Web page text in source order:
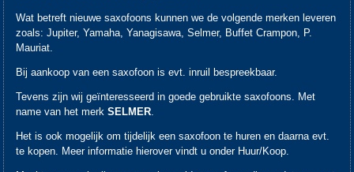
Wat betreft nieuwe saxofoons kunnen we de volgende merken leveren
zoals: Jupiter, Yamaha, Yanagisawa, Selmer, Buffet Crampon, P.
Mauriat.
Bij aankoop van een saxofoon is evt. inruil bespreekbaar.
Tevens zijn wij geïnteresseerd in goede gebruikte saxofoons. Met
name van het merkSELMER
Het is ook mogelijk om tijdelijk een saxofoon te huren en daarna evt.
te kopen. Meer informatie hierover vindt u onder Huur/Koop.